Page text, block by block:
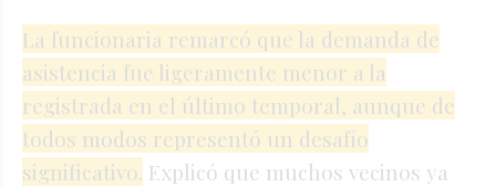
La funcionaria remarcó que la demanda de
asistencia fue ligeramente menor a la
registrada en el último temporal, aunque de
todos modos representó un desafío
significativo. Explicó que muchos vecinos ya